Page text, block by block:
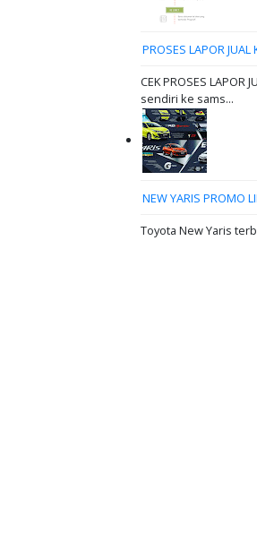
PROSES LAPOR
CEK PROSES
sendiri ke sams...
NEW YARIS PROMO
Toyota New Yaris